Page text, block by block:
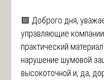
🟩 Доброго дня,
управляющие
практический
нарушение шумовой
высокоточной и, да,